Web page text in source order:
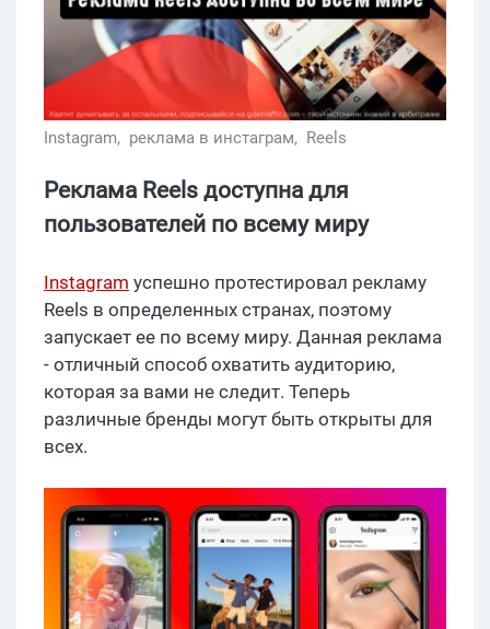
Instagram, реклама в инстаграм, Reels
Реклама Reels доступна для
пользователей по всему миру
Instagram успешно протестировал рекламу
Reels в определенных странах, поэтому
запускает ее по всему миру. Данная реклама
- отличный способ охватить аудиторию,
которая за вами не следит. Теперь
различные бренды могут быть открыты для
всех.